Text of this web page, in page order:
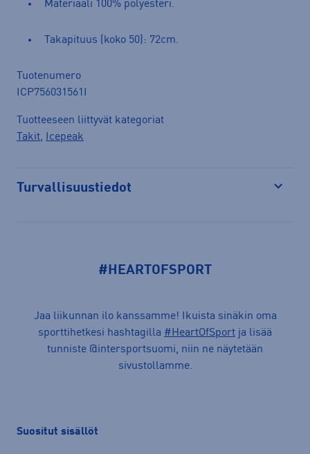
Materiaali 100% polyesteri.
Takapituus (koko 50): 72cm.
Tuotenumero
ICP756031561I
Tuotteeseen liittyvät kategoriat
Takit, Icepeak
Turvallisuustiedot
#HEARTOFSPORT
Jaa liikunnan ilo kanssamme! Ikuista sinäkin oma
sporttihetkesi hashtagilla #HeartOfSport ja lisää
tunniste @intersportsuomi, niin ne näytetään
sivustollamme.
Suositut sisällöt